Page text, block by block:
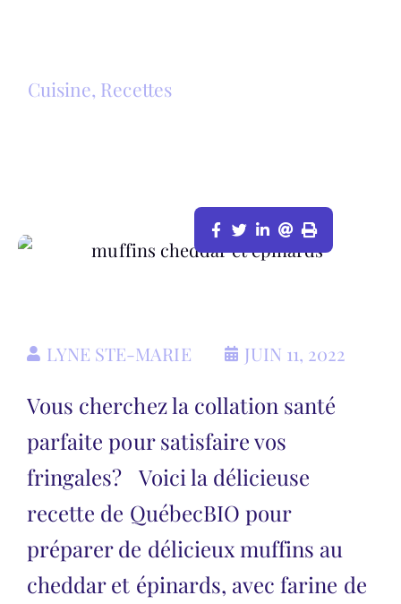
Cuisine, Recettes
LYNE STE-MARIE JUIN 11, 2022
Vous cherchez la collation santé
parfaite pour satisfaire vos
fringales? Voici la délicieuse
recette de QuébecBIO pour
préparer de délicieux muffins au
cheddar et épinards, avec farine de